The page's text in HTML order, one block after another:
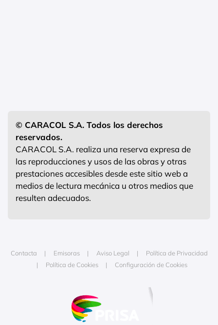
© CARACOL S.A. Todos los derechos
reservados.
CARACOL S.A. realiza una reserva expresa de
las reproducciones y usos de las obras y otras
prestaciones accesibles desde este sitio web a
medios de lectura mecánica u otros medios que
resulten adecuados.
Contacta Emisoras Aviso Legal
Política de Privacidad
Política de Cookies
Configuración de Cookies